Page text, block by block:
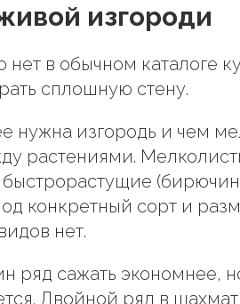
изгороди
нет в обычном каталоге
сплошную стену.
нужна изгородь и чем
растениями.
конкретный сорт и
нет.
ряд сажать экономнее,
Двойной ряд в